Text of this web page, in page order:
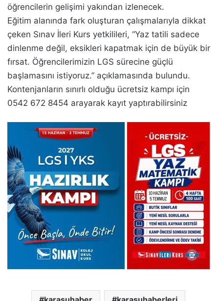
öğrencilerin gelişimi yakından izlenecek.
Eğitim alanında fark oluşturan çalışmalarıyla dikkat
çeken Sınav İleri Kurs yetkilileri, “Yaz tatili sadece
dinlenme değil, eksikleri kapatmak için de büyük bir
fırsat. Öğrencilerimizin LGS sürecine güçlü
başlamasını istiyoruz.” açıklamasında bulundu.
Kontenjanların sınırlı olduğu ücretsiz kampı için
0542 672 8454 arayarak kayıt yaptırabilirsiniz